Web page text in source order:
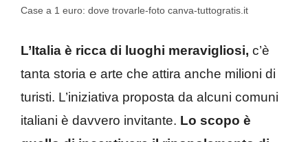
Case a 1 euro: dove trovarle-foto canva-tuttogratis.it
L’Italia è ricca di luoghi meravigliosi, c’è
tanta storia e arte che attira anche milioni di
turisti. L’iniziativa proposta da alcuni comuni
italiani è davvero invitante. Lo scopo è